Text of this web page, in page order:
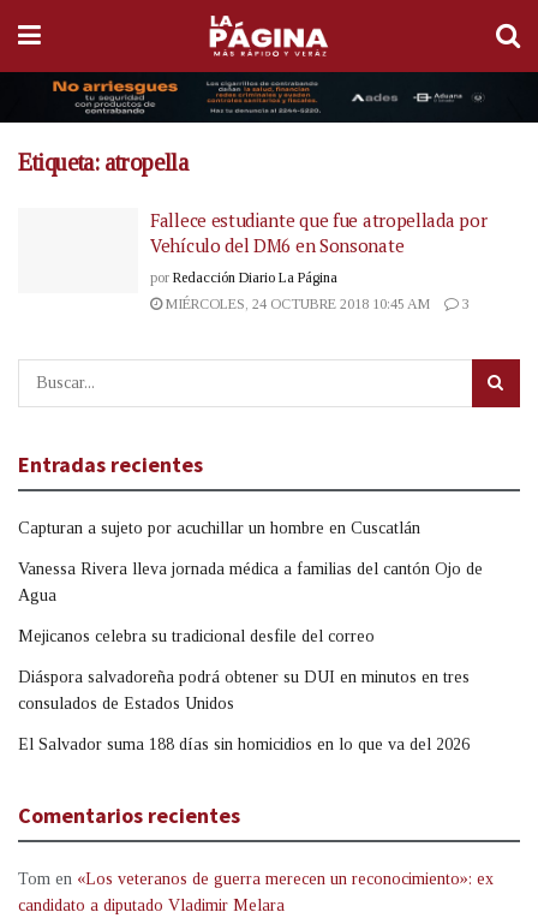
Etiqueta: atropella
Fallece estudiante que fue atropellada por
Vehículo del DM6 en Sonsonate
por Redacción Diario La Página
MIÉRCOLES, 24 OCTUBRE 2018 10:45 AM
3
Entradas recientes
Capturan a sujeto por acuchillar un hombre en Cuscatlán
Vanessa Rivera lleva jornada médica a familias del cantón Ojo de
Agua
Mejicanos celebra su tradicional desfile del correo
Diáspora salvadoreña podrá obtener su DUI en minutos en tres
consulados de Estados Unidos
El Salvador suma 188 días sin homicidios en lo que va del 2026
Comentarios recientes
Tom en «Los veteranos de guerra merecen un reconocimiento»: ex
candidato a diputado Vladimir Melara